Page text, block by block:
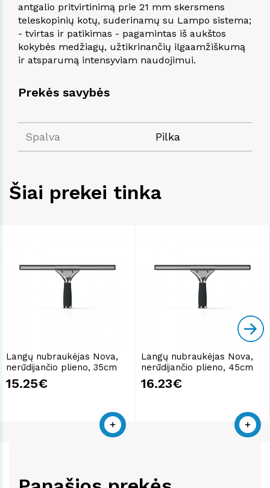
Prekės savybės
Spalva Pilka
antgalio pritvirtinimą prie 21 mm skersmens
teleskopinių kotų, suderinamų su Lampo sistema;
- tvirtas ir patikimas - pagamintas iš aukštos
kokybės medžiagų, užtikrinančių ilgaamžiškumą
ir atsparumą intensyviam naudojimui.
Šiai prekei tinka
Langų nubraukėjas Nova,
nerūdijančio plieno, 35cm
15.25€
Langų nubraukėjas Nova,
nerūdijančio plieno, 45cm
16.23€